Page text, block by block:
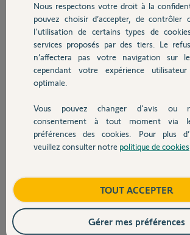
Chauffage
Autres produits
Devis avec un pro
Contact
Merci pour votre aide
François
Merci,
FRANCOIS C.
il y a 7 mois
Réponses
Si ces stores sont natifs radio, ce ne sera pas possible.
Avez vous une idée sur la marque et le type des
Nous respectons votre droit à la
pouvez choisir d’accepter, de contrôler
l'utilisation de certains types de
services proposés par des tiers. Le
n’affectera pas votre navigation sur
cependant votre expérience
optimale.
Vous pouvez changer d'avis ou
consentement à tout moment via
préférences des cookies. Pour plus
veuillez consulter notre politique de cookies
TOUT ACCEPTER
Gérer mes préférences